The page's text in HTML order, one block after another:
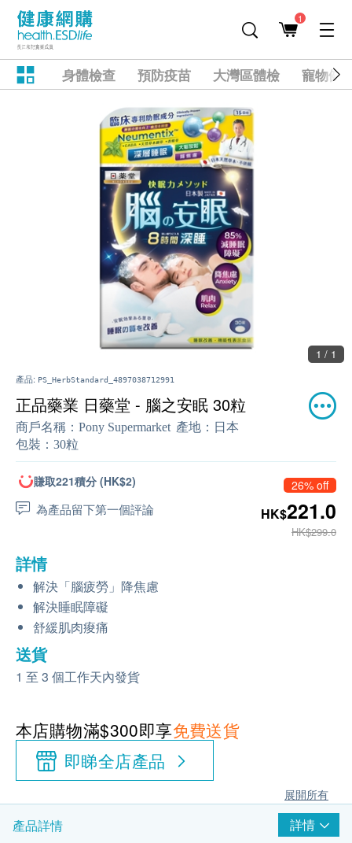
1
身體檢查 預防疫苗 大灣區體檢 寵物健
1 / 1
產品: PS_HerbStandard_4897038712991
正品藥業 日藥堂 - 腦之安眠 30粒
商戶名稱： Pony Supermarket 產地： 日本
包裝： 30粒
賺取221積分 (HK$2)
為產品留下第一個評論
26% off
HK$221.0
HK$299.0
詳情
解決「腦疲勞」降焦慮
解決睡眠障礙
舒緩肌肉痠痛
送貨
1 至 3 個工作天內發貨
本店購物滿$300即享免費送貨
即睇全店產品
展開所有
產品詳情 詳情